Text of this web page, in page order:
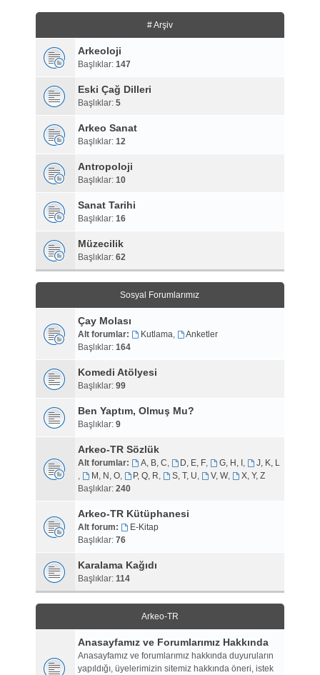
# Arşiv
Arkeoloji
Başlıklar: 147
Eski Çağ Dilleri
Başlıklar: 5
Arkeo Sanat
Başlıklar: 12
Antropoloji
Başlıklar: 10
Sanat Tarihi
Başlıklar: 16
Müzecilik
Başlıklar: 62
Sosyal Forumlarımız
Çay Molası
Alt forumlar: Kutlama,
Anketler
Başlıklar: 164
Komedi Atölyesi
Başlıklar: 99
Ben Yaptım, Olmuş Mu?
Başlıklar: 9
Arkeo-TR Sözlük
Alt forumlar: A, B, C, D, E, F, G, H, I ,
J, K, L
,
M, N, O, P, Q, R, S, T, U, V, W,
X, Y, Z
Başlıklar: 240
Arkeo-TR Kütüphanesi
Alt forum:
E-Kitap
Başlıklar: 76
Karalama Kağıdı
Başlıklar: 114
Arkeo-TR
Anasayfamız ve Forumlarımız Hakkında
Anasayfamız ve forumlarımız hakkında duyuruların
yapıldığı, üyelerimizin sitemiz hakkında öneri, istek